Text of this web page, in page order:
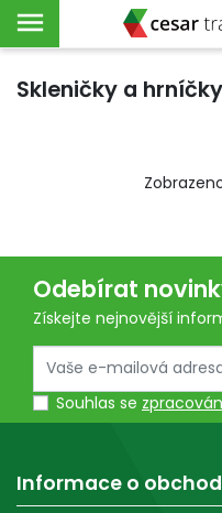

Skleničky a hrníčky
Odebírat
Získejte nejnovější
Souhlas se
Informace o